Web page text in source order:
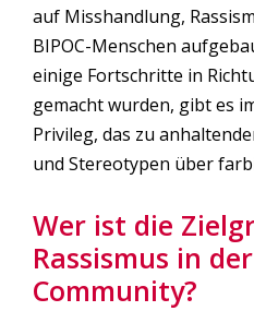
auf Misshandlung,
BIPOC-Menschen
einige Fortschritte in
gemacht wurden, gibt es
Privileg, das zu
und Stereotypen über
Wer ist die
Rassismus in
Community?